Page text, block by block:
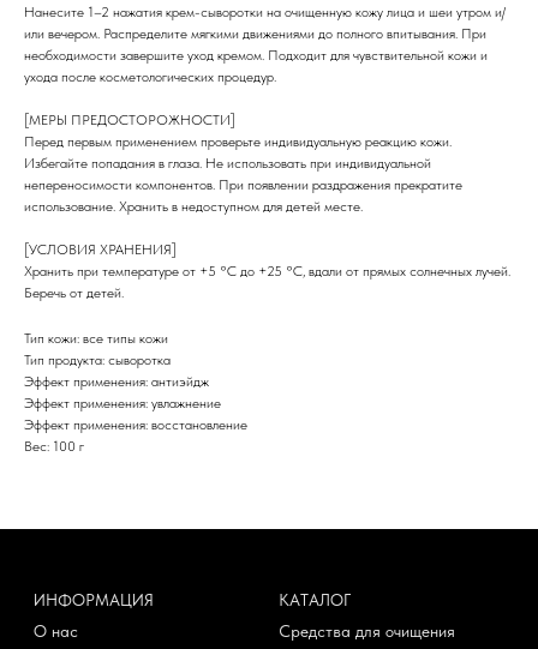
Нанесите 1–2 нажатия крем-сыворотки на очищенную кожу лица и шеи утром и/
или вечером. Распределите мягкими движениями до полного впитывания. При
необходимости завершите уход кремом. Подходит для чувствительной кожи и
ухода после косметологических процедур.
[МЕРЫ ПРЕДОСТОРОЖНОСТИ]
Перед первым применением проверьте индивидуальную реакцию кожи.
Избегайте попадания в глаза. Не использовать при индивидуальной
непереносимости компонентов. При появлении раздражения прекратите
использование. Хранить в недоступном для детей месте.
[УСЛОВИЯ ХРАНЕНИЯ]
Хранить при температуре от +5 °С до +25 °С, вдали от прямых солнечных лучей.
Беречь от детей.
Тип кожи: все типы кожи
Тип продукта: сыворотка
Эффект применения: антиэйдж
Эффект применения: увлажнение
Эффект применения: восстановление
Вес: 100 г
КОНТАКТЫ
+7 812 920-41-46
Wildberries
Ozon
ARNO COSMETICS ®
Все права защищены
чат поддержки в Телеграм